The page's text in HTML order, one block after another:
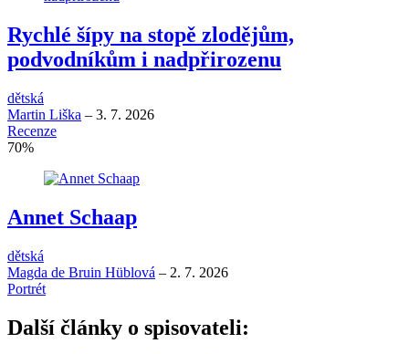
Rychlé šípy na stopě zlodějům,
podvodníkům i nadpřirozenu
dětská
Martin Liška – 3. 7. 2026
Recenze
70%
Annet Schaap
dětská
Magda de Bruin Hüblová – 2. 7. 2026
Portrét
Další články o spisovateli: